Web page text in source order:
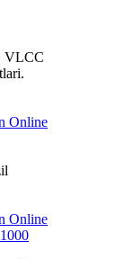
VLCC
Online
Online